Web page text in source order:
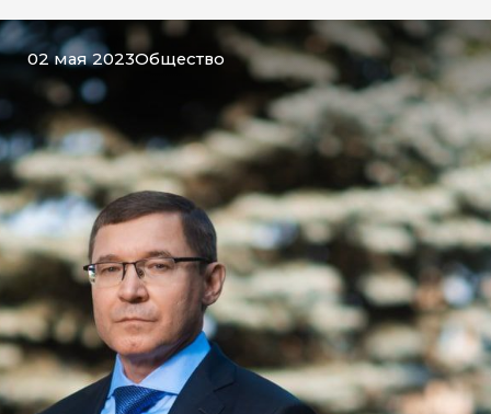
02 мая 2023Общество